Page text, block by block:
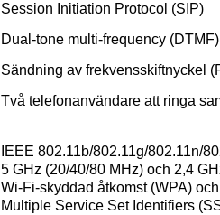
Session Initiation Protocol (SIP)
Dual-tone multi-frequency
Sändning av frekvensskiftnyckel
Två telefonanvändare att ringa
IEEE 802.11b/802.11g/802.11n/
5 GHz (20/40/80 MHz) och 2,4
Wi-Fi-skyddad åtkomst (WPA)
Multiple Service Set Identifiers